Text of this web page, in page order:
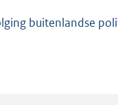
buitenlandse